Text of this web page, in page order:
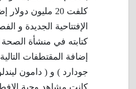
كلفت 20 مليون
الإفتتاحية الجديدة و
كتابته في منشأة الصحة
إضافة المقتطفات
جودارد ) و ( دامون